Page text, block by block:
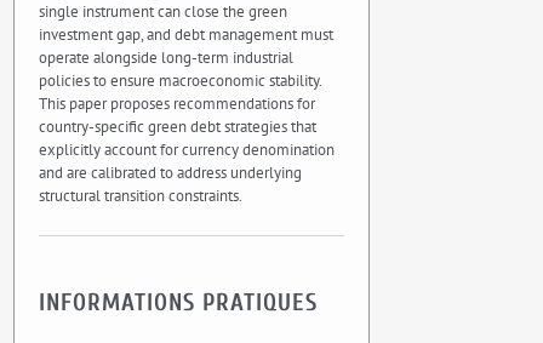
single instrument can close the green
investment gap, and debt management must
operate alongside long-term industrial
policies to ensure macroeconomic stability.
This paper proposes recommendations for
country-specific green debt strategies that
explicitly account for currency denomination
and are calibrated to address underlying
structural transition constraints.
INFORMATIONS PRATIQUES